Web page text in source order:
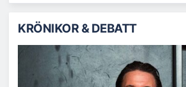
KRÖNIKOR & DEBATT